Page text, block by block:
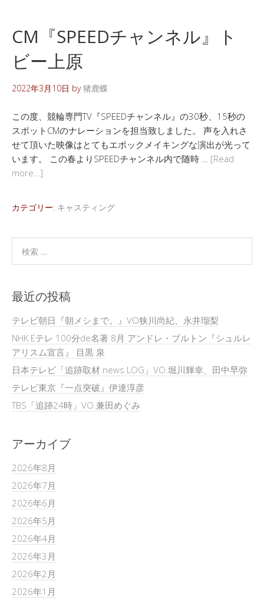
CM『SPEEDチャンネル』ト
ビー上原
2022年3月10日 by猪鹿蝶
この度、競輪専門TV『SPEEDチャンネル』の30秒、15秒の
スポットCMのナレーションを担当致しました。 声を入れさ
せて頂いた映像はとてもエポックメイキングな演出が光って
います。 この春よりSPEEDチャンネル内で随時 … [Read
more…]
カテゴリー: キャスティング
最近の投稿
テレビ朝日『朝メシまで。』VO狭川尚紀、永井瑠梨
NHK Eテレ 100分de名著 8月 アンドレ・ブルトン『シュルレ
アリスム宣言』 目黒 泉
日本テレビ「追跡取材 news LOG」VO.堀川輝幸、田中早弥
テレビ東京『一点突破』伊達淳彦
TBS「追跡24時」VO.兼田めぐみ
アーカイブ
2026年8月
2026年7月
2026年6月
2026年5月
2026年4月
2026年3月
2026年2月
2026年1月